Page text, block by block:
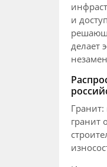
и
делает
гранит